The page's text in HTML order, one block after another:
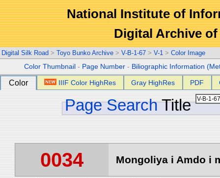
National Institute of
Digital Archive
Digital Silk Road > Toyo Bunko Archive > V-B-1-67 > V-1 > Color Image
Color Thumbnail - Page Number - Biliographic Information
Color IIIF Color HighRes Gray HighRes PDF
Page Search Title
0034 Mongoliya i Amdo i